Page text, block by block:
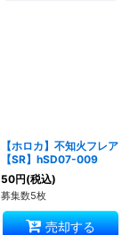
【ホロカ】不知火フレア
【SR】hSD07-009
50円(税込)
募集数5枚
売却する